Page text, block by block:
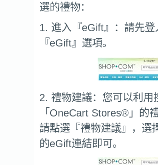
選的禮物：
1. 進入『eGift』：請先登
『eGift』選項。
2. 禮物建議：您可以利
「OneCart Stores®」的
請點選『禮物建議』，選
的eGift連結即可。